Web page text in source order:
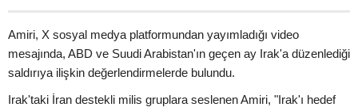
Amiri, X sosyal medya platformundan yayımladığı video
mesajında, ABD ve Suudi Arabistan'ın geçen ay Irak'a düzenlediği
saldırıya ilişkin değerlendirmelerde bulundu.
Irak'taki İran destekli milis gruplara seslenen Amiri, "Irak'ı hedef